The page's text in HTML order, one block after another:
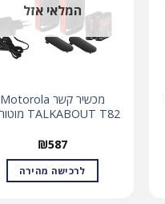
המלאי אזל
מכשיר קשר Motorola
TALKABOUT T82 מוטורולה
₪587
לרכישה מהירה